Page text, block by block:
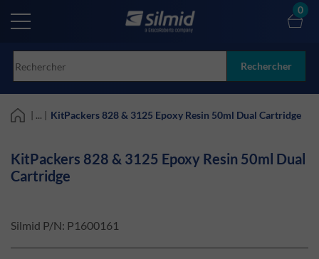
main
Rechercher
0
| ... | KitPackers 828 & 3125 Epoxy Resin 50ml Dual Cartridge
KitPackers 828 & 3125 Epoxy Resin 50ml Dual
Cartridge
Silmid P/N: P1600161